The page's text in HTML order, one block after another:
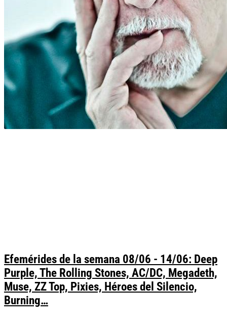
Efemérides de la semana 08/06 - 14/06: Deep
Purple, The Rolling Stones, AC/DC, Megadeth,
Muse, ZZ Top, Pixies, Héroes del Silencio,
Burning…